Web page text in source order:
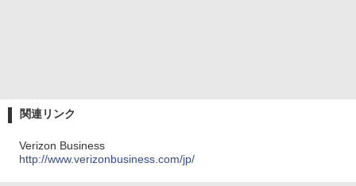
関連リンク
Verizon Business
http://www.verizonbusiness.com/jp/